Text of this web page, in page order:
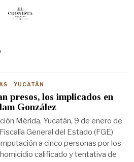
· YUCATÁN
presos, los implicados en
González
Mérida, Yucatán, 9 de enero de
General del Estado (FGE)
a cinco personas por los
calificado y tentativa de